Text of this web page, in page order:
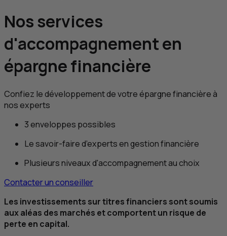
Nosservices
d'accompagnementen
épargne financière
Confiez le développement de votre épargne financière à
nos experts
3 enveloppes possibles
Le savoir-faire d’experts en gestion financière
Plusieurs niveaux d'accompagnement au choix
Contacter un conseiller
Les investissements sur titres financiers sont soumis
aux aléas des marchés et comportent un risque de
perte en capital.